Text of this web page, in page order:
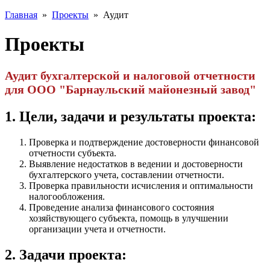
Главная » Проекты » Аудит
Проекты
Аудит бухгалтерской и налоговой отчетности
для ООО "Барнаульский майонезный завод"
1. Цели, задачи и результаты проекта:
Проверка и подтверждение достоверности финансовой
отчетности субъекта.
Выявление недостатков в ведении и достоверности
бухгалтерского учета, составлении отчетности.
Проверка правильности исчисления и оптимальности
налогообложения.
Проведение анализа финансового состояния
хозяйствующего субъекта, помощь в улучшении
организации учета и отчетности.
2. Задачи проекта: